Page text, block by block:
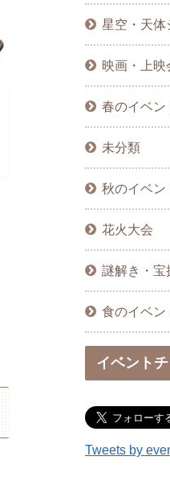
星空・天体
映画・上映
春のイベン
未分類
秋のイベン
花火大会
謎解き・宝
食のイベン
イベント
Tweets by